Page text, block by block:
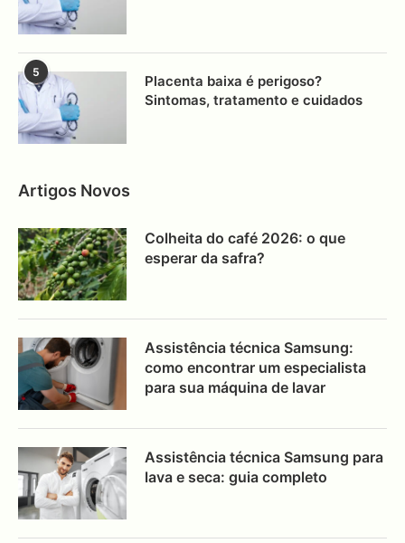
5
Placenta baixa é perigoso?
Sintomas, tratamento e cuidados
Artigos Novos
Colheita do café 2026: o que
esperar da safra?
Assistência técnica Samsung:
como encontrar um especialista
para sua máquina de lavar
Assistência técnica Samsung para
lava e seca: guia completo